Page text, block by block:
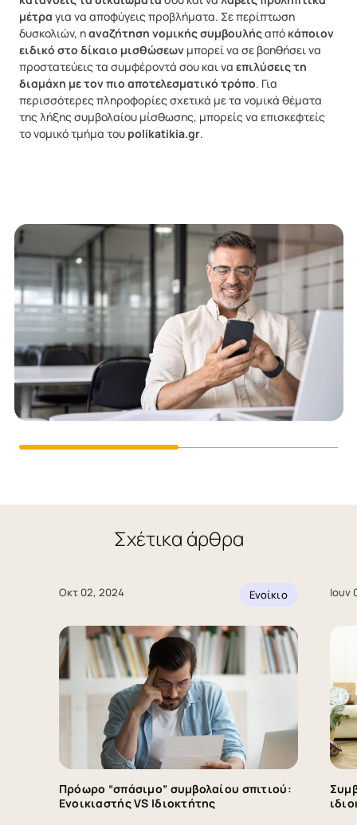
μέτρα για να αποφύγεις προβλήματα. Σε περίπτωση
δυσκολιών, ηαναζήτηση νομικής συμβουλήςαπό κάποιον
ειδικό στο δίκαιο μισθώσεων μπορεί να σε βοηθήσει να
προστατεύεις τα συμφέροντά σου και να επιλύσεις τη
διαμάχη με τον πιο αποτελεσματικό τρόπο. Για
περισσότερες πληροφορίες σχετικά με τα νομικά θέματα
της λήξης συμβολαίου μίσθωσης, μπορείς να επισκεφτείς
το νομικό τμήμα του polikatikia.gr.
Σχέτικα άρθρα
Οκτ 02, 2024 Ενοίκιο
Πρόωρο “σπάσιμο” συμβολαίου σπιτιού:
Ενοικιαστής VS Ιδιοκτήτης
Ιουν